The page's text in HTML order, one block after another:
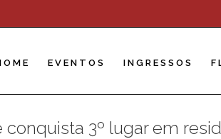
EVENTOS INGRESSOS
3º lugar em